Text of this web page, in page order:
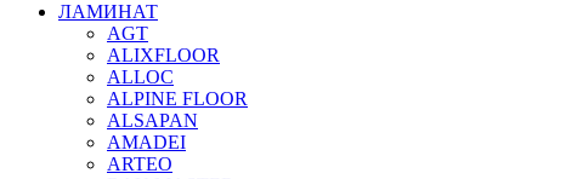
ЛАМИНАТ
AGT
ALIXFLOOR
ALLOC
ALPINE FLOOR
ALSAPAN
AMADEI
ARTEO